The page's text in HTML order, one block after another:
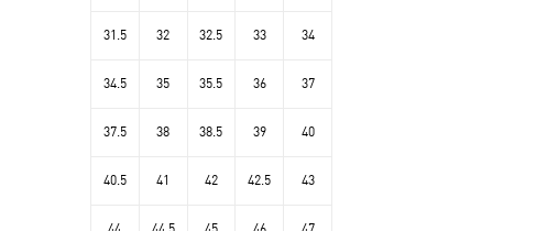
31.5 32 32.5 33 34
34.5 35 35.5 36 37
37.5 38 38.5 39 40
40.5 41 42 42.5 43